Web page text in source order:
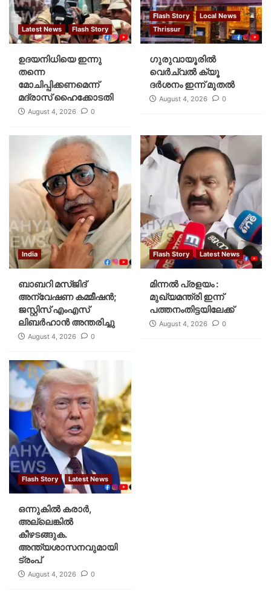
Latest News Flash Story
ഉദയനിധിയെ ഇന്നു
തന്നെ
മോചിപ്പിക്കണമെന്ന്
മദ്രാസ് ഹൈക്കോടതി
August 4, 2026 0
Flash Story
Local News
Thrissur
ഗുരുവായൂരില്‍
വെര്‍ച്വല്‍ ക്യൂ
ദര്‍ശനം ഇന്ന് മുതല്‍
August 4, 2026 0
India
ബാബറി മസ്ജിദ്
അന്വേഷണ കമ്മീഷന്‍;
ജസ്റ്റിസ് എംഎസ്
ലിബര്‍ഹാന്‍ അന്തരിച്ചു
August 4, 2026 0
Flash Story Latest News
മിന്നല്‍ പ്രളയം :
മുഖ്യമന്ത്രി ഇന്ന്
പത്തനംതിട്ടയിലേക്ക്
August 4, 2026 0
Flash Story Latest News
ഒന്നുകില്‍ കരാര്‍,
അല്ലെങ്കില്‍
കീഴടങ്ങുക.
അന്ത്യശാസനവുമായി
ട്രംപ്
August 4, 2026 0